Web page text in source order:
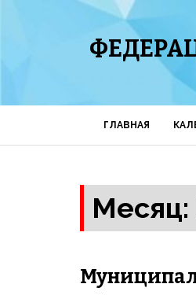
ГЛАВНАЯ
Месяц: